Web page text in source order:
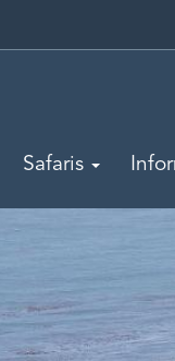
Safaris